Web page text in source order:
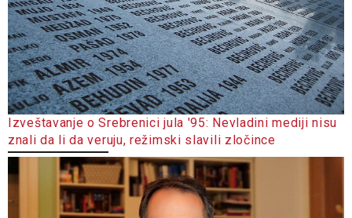
Izveštavanje o Srebrenici jula '95: Nevladini mediji nisu
znali da li da veruju, režimski slavili zločince